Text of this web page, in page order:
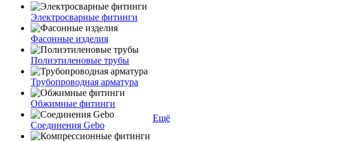
Электросварные фитинги
Фасонные изделия
Полиэтиленовые трубы
Трубопроводная арматура
Обжимные фитинги
Соединения Gebo
Ещё